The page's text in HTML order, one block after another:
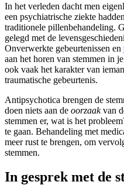
In het verleden dacht men
een psychiatrische ziekte
traditionele pillenbehandeling.
gelegd met de
Onverwerkte gebeurtenissen en
aan het horen van stemmen in
ook vaak het karakter van
traumatische gebeurtenis.
Antipsychotica brengen de
doen niets aan de oorzaakvan
stemmen er, wat is het
te gaan. Behandeling met
meer rust te brengen, om
stemmen.
In gesprek met de